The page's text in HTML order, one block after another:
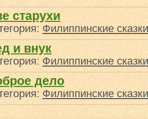
старухи
Филиппинские сказки
и внук
Филиппинские сказки
дело
Филиппинские сказки